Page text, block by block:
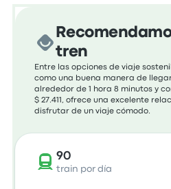
tren
Entre las opciones de viaje
como una buena manera de
alrededor de 1 hora 8 minutos y
$ 27.411, ofrece una excelente
disfrutar de un viaje cómodo.
90
train por día